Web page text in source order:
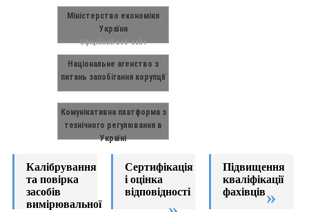
Міністерство економіки
України
Офіційний веб-сайт
Національне агенство з
питань запобігання корупції
Комунікативна платформа з
технічного регулювання в
Україні
Калібрування
та повірка
засобів
вимірювальної
Сертифікація
і оцінка
відповідності
Підвищення
кваліфікації
фахівців